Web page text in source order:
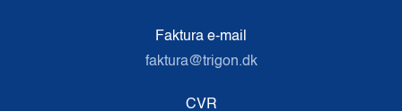
Faktura e-mail
faktura@trigon.dk
CVR